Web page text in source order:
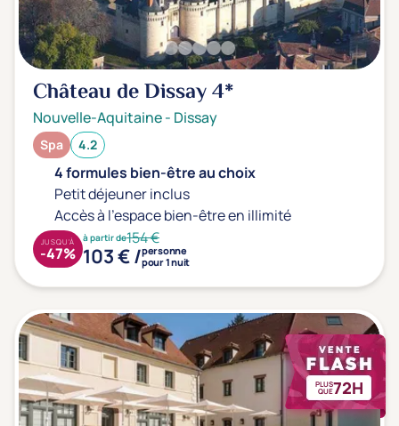
Château de Dissay4*
Nouvelle-Aquitaine- Dissay
Spa 4.2
4 formules bien-être au choix
Petit déjeuner inclus
Accès à l'espace bien-être en illimité
à partir de154 €
103 € /personne
pour 1 nuit
JUSQU'À
-47%
PLUS
QUE72H